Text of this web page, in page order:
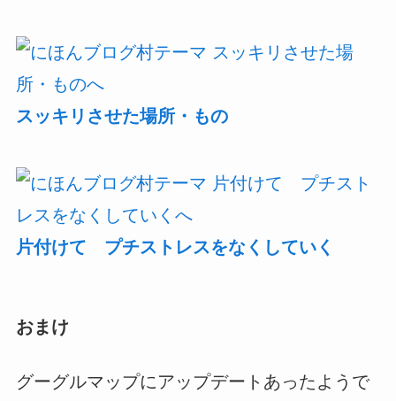
スッキリさせた場所・もの
片付けて プチストレスをなくしていく
おまけ
グーグルマップにアップデートあったようで